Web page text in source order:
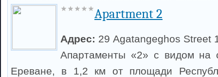
Apartment 2
Адрес: 29 Agatangeghos Street
Апартаменты «2» с видом на
Ереване, в 1,2 км от площади